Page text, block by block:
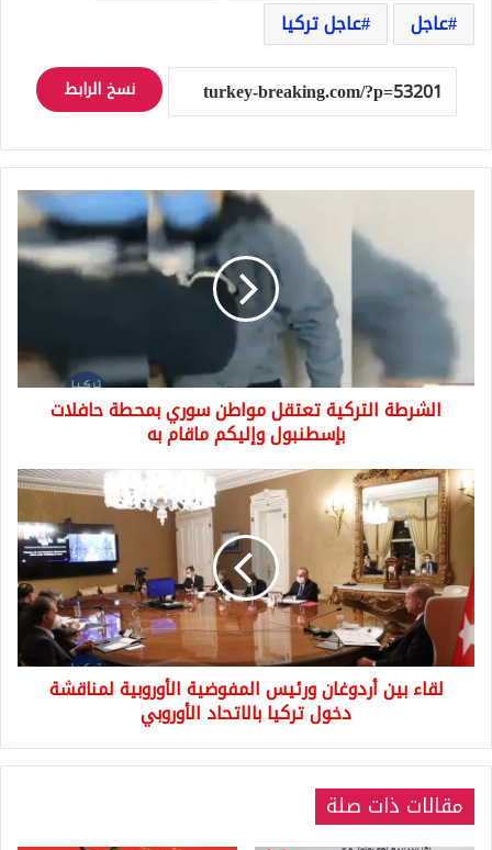
عاجل
عاجل تركيا
نسخ الرابط
سوري
بمحطة
حافلات
بإسطنبول
وإليكم
الشرطة التركية تعتقل مواطن سوري بمحطة حافلات
بإسطنبول وإليكم ماقام به
لقاء
بين
أردوغان
ورئيس
المفوضية
الأوروبية
لمناقشة
دخول
تركيا
بالاتحادلقاء بين أردوغان ورئيس المفوضية الأوروبية لمناقشة
دخول تركيا بالاتحاد الأوروبي
مقالات ذات صلة